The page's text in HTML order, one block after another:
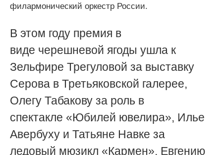
филармонический оркестр России.
В этом году премия в
виде черешневой ягоды ушла к
Зельфире Трегуловой за выставку
Серова в Третьяковской галерее,
Олегу Табакову за роль в
спектакле «Юбилей ювелира», Илье
Авербуху и Татьяне Навке за
ледовый мюзикл «Кармен», Евгению